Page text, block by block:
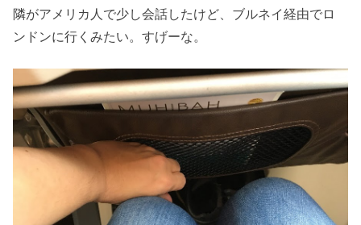
隣がアメリカ人で少し会話したけど、ブルネイ経由でロ
ンドンに行くみたい。すげーな。